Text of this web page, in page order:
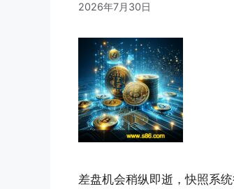
2026年7月30日
差盘机会稍纵即逝，快照系